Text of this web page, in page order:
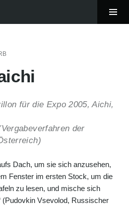
für die Expo 2005, Aichi,
der
Dach, um sie sich anzusehen,
Fenster im ersten Stock, um die
zu lesen, und mische sich
Vsevolod, Russischer